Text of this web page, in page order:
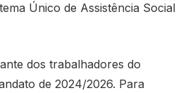
Único de Assistência Social
dos trabalhadores do
de 2024/2026. Para